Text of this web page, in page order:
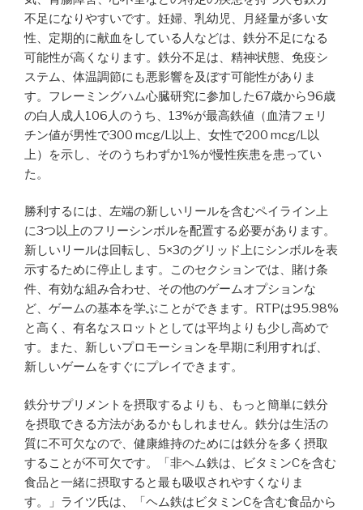
不足になりやすいです。妊婦、乳幼児、月経量が多い女
性、定期的に献血をしている人などは、鉄分不足になる
可能性が高くなります。鉄分不足は、精神状態、免疫シ
ステム、体温調節にも悪影響を及ぼす可能性がありま
す。フレーミングハム心臓研究に参加した67歳から96歳
の白人成人106人のうち、13%が最高鉄値（血清フェリ
チン値が男性で300 mcg/L以上、女性で200 mcg/L以
上）を示し、そのうちわずか1%が慢性疾患を患ってい
た。
勝利するには、左端の新しいリールを含むペイライン上
に3つ以上のフリーシンボルを配置する必要があります。
新しいリールは回転し、5×3のグリッド上にシンボルを表
示するために停止します。このセクションでは、賭け条
件、有効な組み合わせ、その他のゲームオプションな
ど、ゲームの基本を学ぶことができます。RTPは95.98%
と高く、有名なスロットとしては平均よりも少し高めで
す。また、新しいプロモーションを早期に利用すれば、
新しいゲームをすぐにプレイできます。
鉄分サプリメントを摂取するよりも、もっと簡単に鉄分
を摂取できる方法があるかもしれません。鉄分は生活の
質に不可欠なので、健康維持のためには鉄分を多く摂取
することが不可欠です。「非ヘム鉄は、ビタミンCを含む
食品と一緒に摂取すると最も吸収されやすくなりま
す。」ライツ氏は、「ヘム鉄はビタミンCを含む食品から